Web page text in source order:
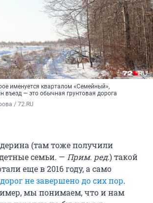
именуется кварталом «Семейный»,
въезд — это обычная грунтовая дорога
/ 72.RU
(там тоже получили
семьи. — Прим. ред.) такой
еще в 2016 году, а само
не завершено до сих пор.
мы понимаем, что и нам